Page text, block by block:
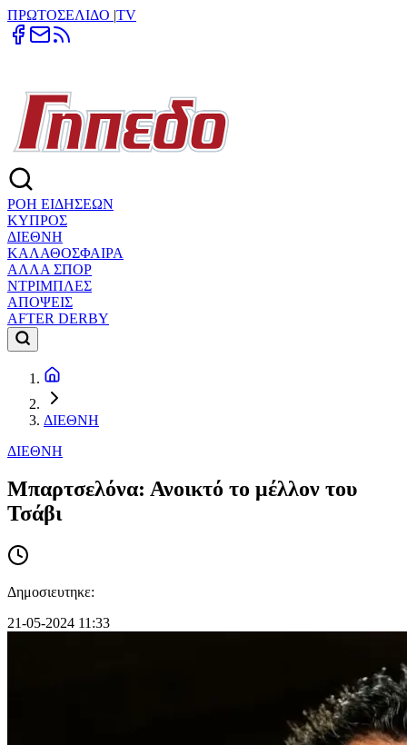
ΠΡΩΤΟΣΕΛΙΔΟ |TV
ΡΟΗ ΕΙΔΗΣΕΩΝ
ΚΥΠΡΟΣ
ΔΙΕΘΝΗ
ΚΑΛΑΘΟΣΦΑΙΡΑ
ΑΛΛΑ ΣΠΟΡ
ΝΤΡΙΜΠΛΕΣ
ΑΠΟΨΕΙΣ
AFTER DERBY
ΔΙΕΘΝΗ
ΔΙΕΘΝΗ
Μπαρτσελόνα: Ανοικτό το μέλλον του
Τσάβι
Δημοσιευτηκε:
21-05-2024 11:33